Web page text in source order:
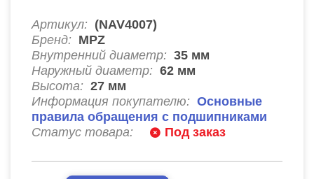
Артикул: (NAV4007)
Бренд: MPZ
Внутренний диаметр: 35 мм
Наружный диаметр: 62 мм
Высота: 27 мм
Информация покупателю: Основные
правила обращения с подшипниками
Статус товара:
Под заказ